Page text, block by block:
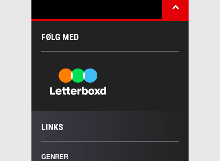
FØLG MED
LINKS
GENRER